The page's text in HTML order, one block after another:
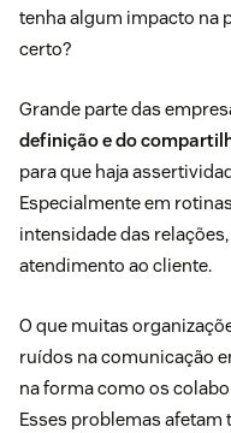
tenha algum impacto na
certo?
Grande parte das
definição e do
para que haja
Especialmente em
intensidade das
atendimento ao cliente.
O que muitas
ruídos na comunicação
na forma como os
Esses problemas afetam